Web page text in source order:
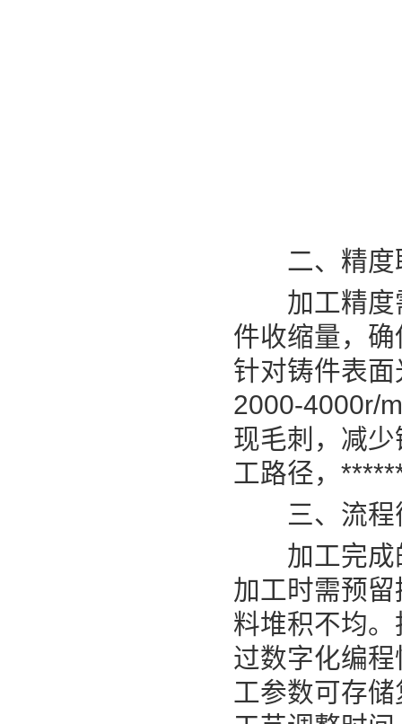
二、精度
加工精度需
件收缩量，
针对铸件表
2000-4000r/
现毛刺，减
工路径，
三、流程
加工完成的
加工时需预
料堆积不均
过数字化编
工参数可存